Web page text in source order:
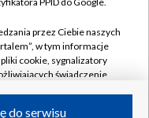
przez Ciebie naszych
w tym informacje
cookie, sygnalizatory
świadczenie
do serwisu